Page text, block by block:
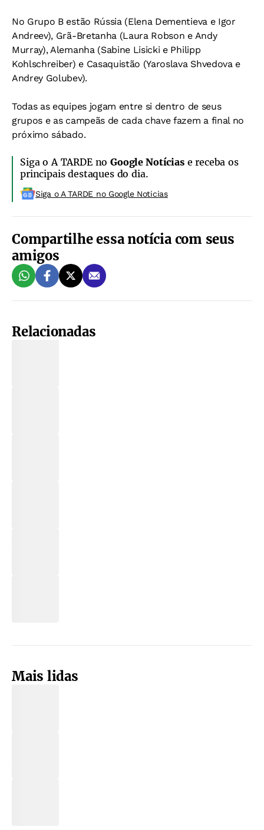
No Grupo B estão Rússia (Elena Dementieva e Igor
Andreev), Grã-Bretanha (Laura Robson e Andy
Murray), Alemanha (Sabine Lisicki e Philipp
Kohlschreiber) e Casaquistão (Yaroslava Shvedova e
Andrey Golubev).
Todas as equipes jogam entre si dentro de seus
grupos e as campeãs de cada chave fazem a final no
próximo sábado.
Siga o A TARDE noGoogle Notíciase receba os
principais destaques do dia.
Siga o A TARDE no Google Noticias
Compartilhe essa notícia com seus
amigos
Relacionadas
Mais lidas